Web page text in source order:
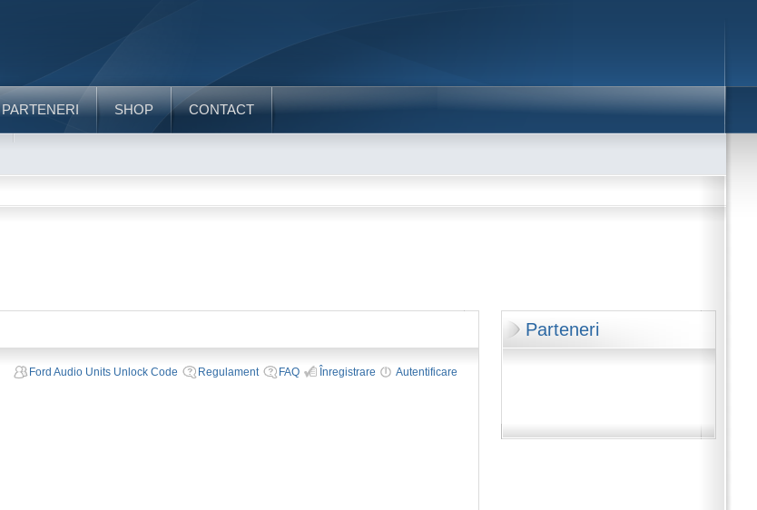
PARTENERI SHOP CONTACT
Parteneri
Ford Audio Units Unlock Code Regulament FAQ Înregistrare Autentificare